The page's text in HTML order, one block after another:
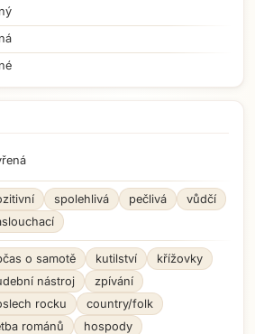
spolehlivá pečlivá
vůdčí
o samotě kutilství
křížovky
nástroj
zpívání
rocku
country/folk
románů
hospody